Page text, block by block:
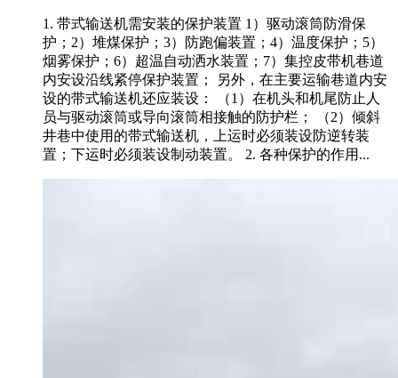
1. 带式输送机需安装的保护装置 1）驱动滚筒防滑保
护；2）堆煤保护；3）防跑偏装置；4）温度保护；5）
烟雾保护；6）超温自动洒水装置；7）集控皮带机巷道
内安设沿线紧停保护装置； 另外，在主要运输巷道内安
设的带式输送机还应装设： （1）在机头和机尾防止人
员与驱动滚筒或导向滚筒相接触的防护栏； （2）倾斜
井巷中使用的带式输送机，上运时必须装设防逆转装
置；下运时必须装设制动装置。 2. 各种保护的作用...